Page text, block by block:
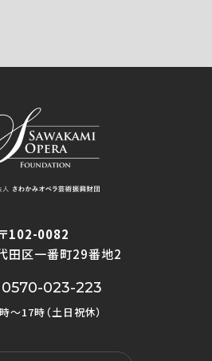
〒102-0082
田区一番町29番地2
0570-023-223
〜17時（土日祝休）